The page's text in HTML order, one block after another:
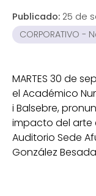
Publicado: 25 de
CORPORATIVO
MARTES 30 de
el Académico
i Balsebre,
impacto del arte
Auditorio Sede
González